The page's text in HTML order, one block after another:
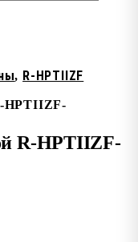
, R-HPTIIZF
HPTIIZF-